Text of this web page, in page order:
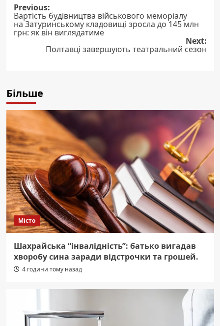
Post
navigation
Previous:
Вартість будівництва військового меморіалу
на Затуринському кладовищі зросла до 145 млн
грн: як він виглядатиме
Next:
Полтавці завершують театральний сезон
Більше
Місто
Шахрайська “інвалідність”: батько вигадав
хворобу сина заради відстрочки та грошей.
4 години тому назад